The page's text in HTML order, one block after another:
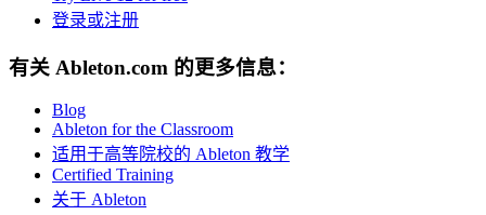
登录或注册
有关 Ableton.com 的更多信息：
Blog
Ableton for the Classroom
适用于高等院校的 Ableton 教学
Certified Training
关于 Ableton